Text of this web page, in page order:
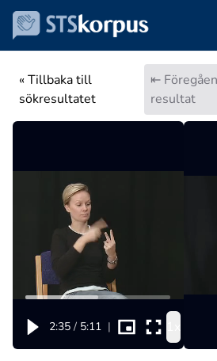
« Tillbaka till
sökresultatet
⇤
resultat
2:35 / 5:11 |